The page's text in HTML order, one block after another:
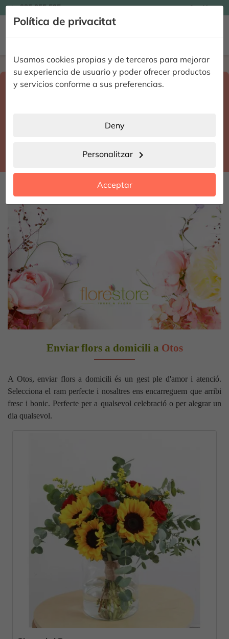
Política de privacitat
Usamos cookies propias y de terceros para mejorar
su experiencia de usuario y poder ofrecer productos
y servicios conforme a sus preferencias.
Deny
Personalitzar chevron_right
Acceptar
935 955 525 Catalán
 
Home Enviar flores a domicilio Valencia
Select destination and delivery date
Enviar flors a domicili a Otos
A Otos, enviar flors a domicili és un gest ple d'amor i atenció.
Selecciona el ram perfecte i nosaltres ens encarreguem que arribi
fresc i bonic. Perfecte per a qualsevol celebració o per alegrar un
dia qualsevol.